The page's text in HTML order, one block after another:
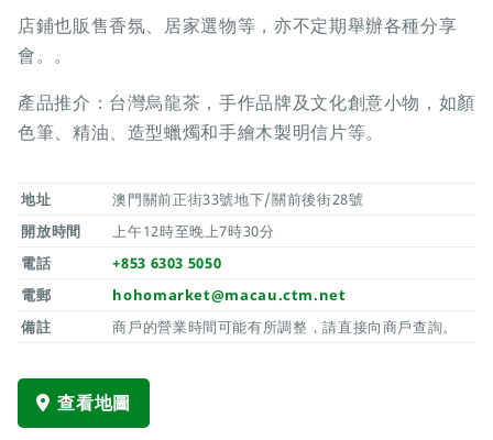
店鋪也販售香氛、居家選物等，亦不定期舉辦各種分享
會。。
產品推介：台灣烏龍茶，手作品牌及文化創意小物，如顏
色筆、精油、造型蠟燭和手繪木製明信片等。
地址
澳門關前正街33號地下/關前後街28號
開放時間
上午12時至晚上7時30分
電話
+853 6303 5050
電郵
hohomarket@macau.ctm.net
備註
商戶的營業時間可能有所調整，請直接向商戶查詢。
查看地圖